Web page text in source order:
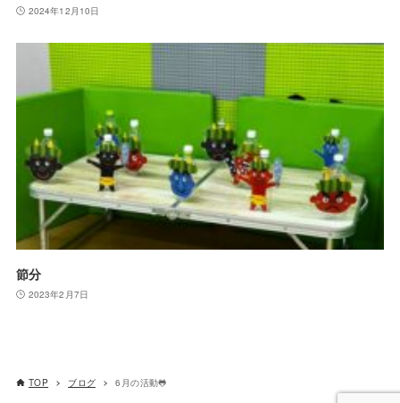
2024年12月10日
節分
2023年2月7日
TOP ブログ 6月の活動🐸